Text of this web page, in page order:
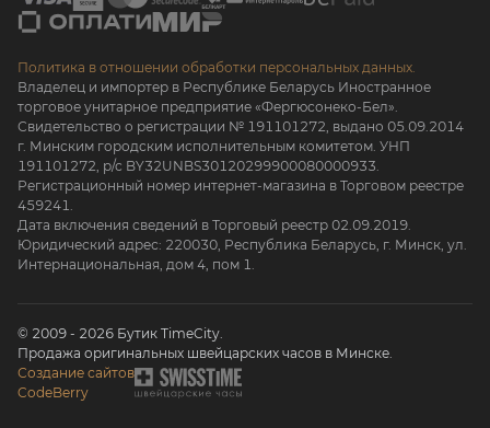
Политика в отношении обработки персональных данных.
Владелец и импортер в Республике Беларусь Иностранное
торговое унитарное предприятие «Фергюсонеко-Бел».
Свидетельство о регистрации № 191101272, выдано 05.09.2014
г. Минским городским исполнительным комитетом. УНП
191101272, р/с BY32UNBS30120299900080000933.
Регистрационный номер интернет-магазина в Торговом реестре
459241.
Дата включения сведений в Торговый реестр 02.09.2019.
Юридический адрес: 220030, Республика Беларусь, г. Минск, ул.
Интернациональная, дом 4, пом 1.
© 2009 - 2026 Бутик TimeCity.
Продажа оригинальных швейцарских часов в Минске.
Создание сайтов
CodeBerry